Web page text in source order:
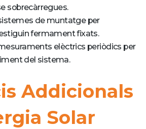
sobrecàrregues.
de muntatge per
fermament fixats.
elèctrics periòdics per
del sistema.
Addicionals
Solar